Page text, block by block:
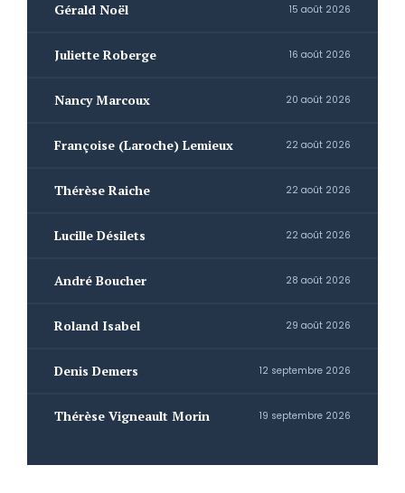
Gérald Noël 15 août 2026
Juliette Roberge 16 août 2026
Nancy Marcoux 20 août 2026
Françoise (Laroche) Lemieux 22 août 2026
Thérèse Raiche 22 août 2026
Lucille Désilets 22 août 2026
André Boucher 28 août 2026
Roland Isabel 29 août 2026
Denis Demers 12 septembre 2026
Thérèse Vigneault Morin 19 septembre 2026